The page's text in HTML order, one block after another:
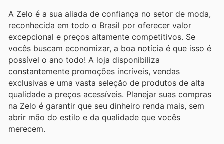
A Zelo é a sua aliada de confiança no setor de moda,
reconhecida em todo o Brasil por oferecer valor
excepcional e preços altamente competitivos. Se
vocês buscam economizar, a boa notícia é que isso é
possível o ano todo! A loja disponibiliza
constantemente promoções incríveis, vendas
exclusivas e uma vasta seleção de produtos de alta
qualidade a preços acessíveis. Planejar suas compras
na Zelo é garantir que seu dinheiro renda mais, sem
abrir mão do estilo e da qualidade que vocês
merecem.